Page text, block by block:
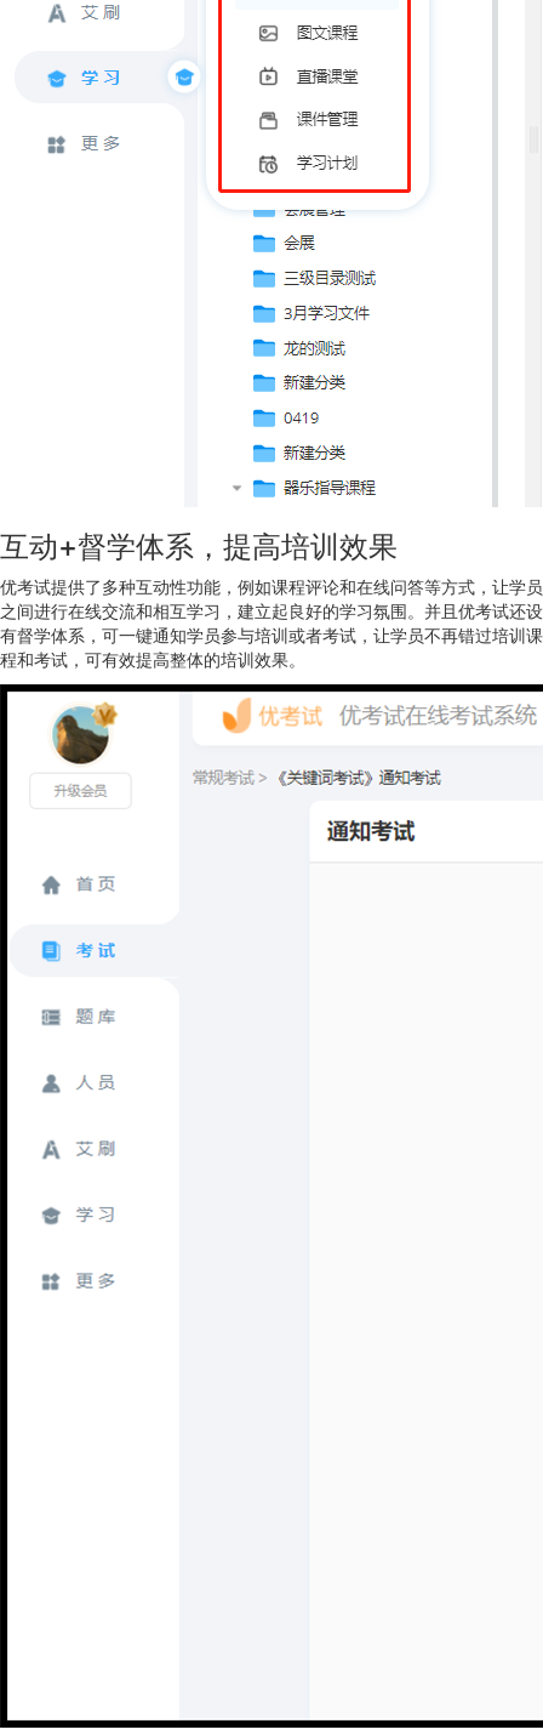
互动+督学体系，提高培训效果
优考试提供了多种互动性功能，例如课程评论和在线问答等方式，让学员
之间进行在线交流和相互学习，建立起良好的学习氛围。并且优考试还设
有督学体系，可一键通知学员参与培训或者考试，让学员不再错过培训课
程和考试，可有效提高整体的培训效果。